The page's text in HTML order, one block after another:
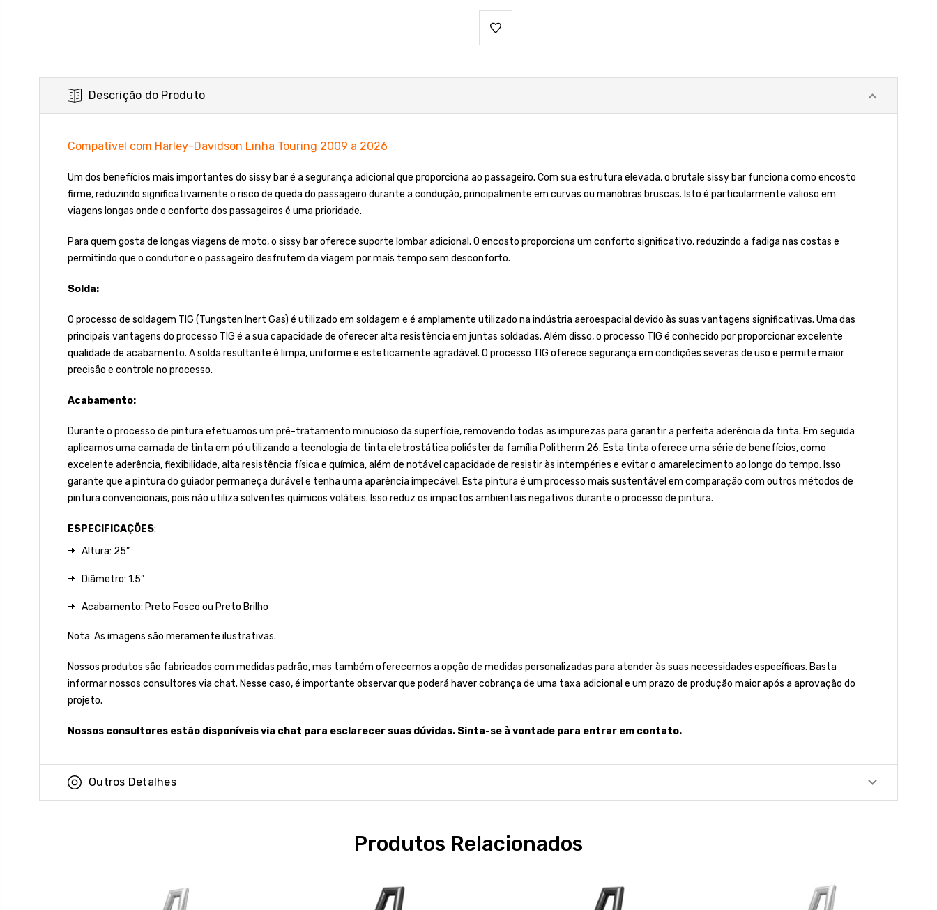
Descrição do Produto
Compatível com Harley-Davidson Linha Touring 2009 a 2026
Um dos benefícios mais importantes do sissy bar é a segurança adicional que proporciona ao passageiro. Com sua estrutura elevada, o brutale sissy bar funciona como encosto
firme, reduzindo significativamente o risco de queda do passageiro durante a condução, principalmente em curvas ou manobras bruscas. Isto é particularmente valioso em
viagens longas onde o conforto dos passageiros é uma prioridade.
Para quem gosta de longas viagens de moto, o sissy bar oferece suporte lombar adicional. O encosto proporciona um conforto significativo, reduzindo a fadiga nas costas e
permitindo que o condutor e o passageiro desfrutem da viagem por mais tempo sem desconforto.
Solda:
O processo de soldagem TIG (Tungsten Inert Gas) é utilizado em soldagem e é amplamente utilizado na indústria aeroespacial devido às suas vantagens significativas. Uma das
principais vantagens do processo TIG é a sua capacidade de oferecer alta resistência em juntas soldadas. Além disso, o processo TIG é conhecido por proporcionar excelente
qualidade de acabamento. A solda resultante é limpa, uniforme e esteticamente agradável. O processo TIG oferece segurança em condições severas de uso e permite maior
precisão e controle no processo.
Acabamento:
Durante o processo de pintura efetuamos um pré-tratamento minucioso da superfície, removendo todas as impurezas para garantir a perfeita aderência da tinta. Em seguida
aplicamos uma camada de tinta em pó utilizando a tecnologia de tinta eletrostática poliéster da família Politherm 26. Esta tinta oferece uma série de benefícios, como
excelente aderência, flexibilidade, alta resistência física e química, além de notável capacidade de resistir às intempéries e evitar o amarelecimento ao longo do tempo. Isso
garante que a pintura do guiador permaneça durável e tenha uma aparência impecável. Esta pintura é um processo mais sustentável em comparação com outros métodos de
pintura convencionais, pois não utiliza solventes químicos voláteis. Isso reduz os impactos ambientais negativos durante o processo de pintura.
ESPECIFICAÇÕES:
Altura: 25”
Diâmetro: 1.5”
Acabamento: Preto Fosco ou Preto Brilho
Nota: As imagens são meramente ilustrativas.
Nossos produtos são fabricados com medidas padrão, mas também oferecemos a opção de medidas personalizadas para atender às suas necessidades específicas. Basta
informar nossos consultores via chat. Nesse caso, é importante observar que poderá haver cobrança de uma taxa adicional e um prazo de produção maior após a aprovação do
projeto.
Nossos consultores estão disponíveis via chat para esclarecer suas dúvidas. Sinta-se à vontade para entrar em contato.
Outros Detalhes
Produtos Relacionados